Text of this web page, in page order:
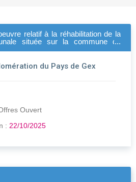
relatif à la réhabilitation de la
située sur la commune de
du Pays de Gex
Ouvert
: 22/10/2025